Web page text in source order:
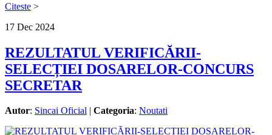
Citeste >
17 Dec 2024
REZULTATUL VERIFICĂRII-
SELECȚIEI DOSARELOR-CONCURS
SECRETAR
Autor: Sincai Oficial | Categoria: Noutati